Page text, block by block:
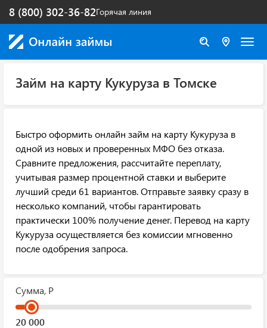
Горячая линия
8 (800) 302-36-82
Займ на карту Кукуруза в Томске
Быстро оформить онлайн займ на карту Кукуруза в
одной из новых и проверенных МФО без отказа.
Сравните предложения, рассчитайте переплату,
учитывая размер процентной ставки и выберите
лучший среди 61 вариантов. Отправьте заявку сразу в
несколько компаний, чтобы гарантировать
практически 100% получение денег. Перевод на карту
Кукуруза осуществляется без комиссии мгновенно
после одобрения запроса.
Сумма, Р